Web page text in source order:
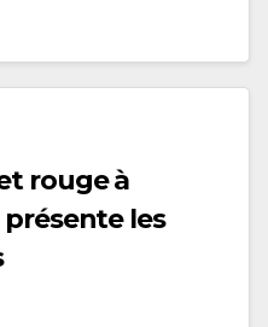
rouge à
présente les